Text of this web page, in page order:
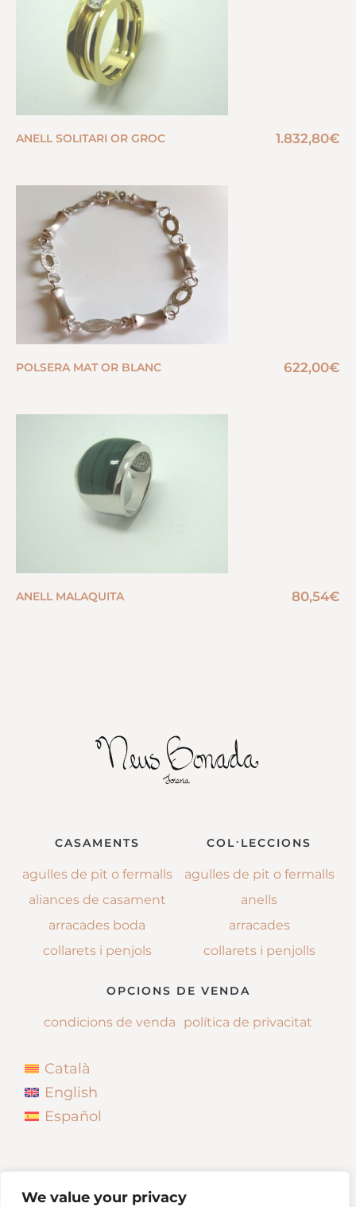
We value your privacy
ANELL SOLITARI OR GROC 1.832,80€
POLSERA MAT OR BLANC 622,00€
ANELL MALAQUITA 80,54€
CASAMENTS
agulles de pit o fermalls
aliances de casament
arracades boda
collarets i penjols
COL·LECCIONS
agulles de pit o fermalls
anells
arracades
collarets i penjolls
OPCIONS DE VENDA
condicions de venda política de privacitat
Català
English
Español